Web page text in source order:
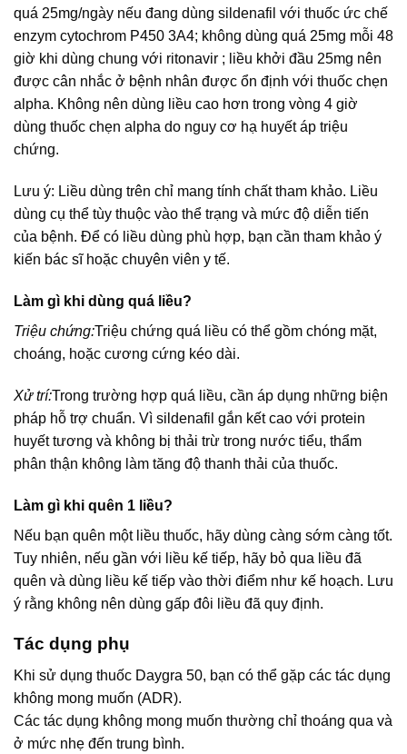
quá 25mg/ngày nếu đang dùng sildenafil với thuốc ức chế
enzym cytochrom P450 3A4; không dùng quá 25mg mỗi 48
giờ khi dùng chung với ritonavir ; liều khởi đầu 25mg nên
được cân nhắc ở bệnh nhân được ổn định với thuốc chẹn
alpha. Không nên dùng liều cao hơn trong vòng 4 giờ
dùng thuốc chẹn alpha do nguy cơ hạ huyết áp triệu
chứng.
Lưu ý: Liều dùng trên chỉ mang tính chất tham khảo. Liều
dùng cụ thể tùy thuộc vào thể trạng và mức độ diễn tiến
của bệnh. Để có liều dùng phù hợp, bạn cần tham khảo ý
kiến bác sĩ hoặc chuyên viên y tế.
Làm gì khi dùng quá liều?
Triệu chứng:Triệu chứng quá liều có thể gồm chóng mặt,
choáng, hoặc cương cứng kéo dài.
Xử trí:Trong trường hợp quá liều, cần áp dụng những biện
pháp hỗ trợ chuẩn. Vì sildenafil gắn kết cao với protein
huyết tương và không bị thải trừ trong nước tiểu, thẩm
phân thận không làm tăng độ thanh thải của thuốc.
Làm gì khi quên 1 liều?
Nếu bạn quên một liều thuốc, hãy dùng càng sớm càng tốt.
Tuy nhiên, nếu gần với liều kế tiếp, hãy bỏ qua liều đã
quên và dùng liều kế tiếp vào thời điểm như kế hoạch. Lưu
ý rằng không nên dùng gấp đôi liều đã quy định.
Tác dụng phụ
Khi sử dụng thuốc Daygra 50, bạn có thể gặp các tác dụng
không mong muốn (ADR).
Các tác dụng không mong muốn thường chỉ thoáng qua và
ở mức nhẹ đến trung bình.